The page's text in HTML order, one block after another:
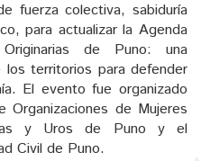
fuerza colectiva, sabiduría
para actualizar la Agenda
de Puno: una
los territorios para defender
El evento fue organizado
Organizaciones de Mujeres
y Uros de Puno y el
Civil de Puno.